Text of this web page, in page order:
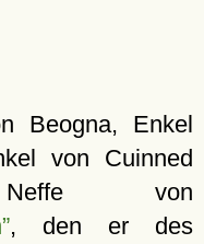
Beogna, Enkel
von Cuinned
von
, den er des